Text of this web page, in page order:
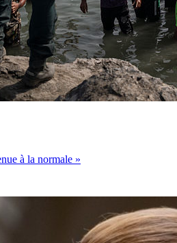
à la normale »